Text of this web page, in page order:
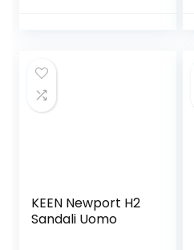
KEEN Newport H2
Sandali Uomo